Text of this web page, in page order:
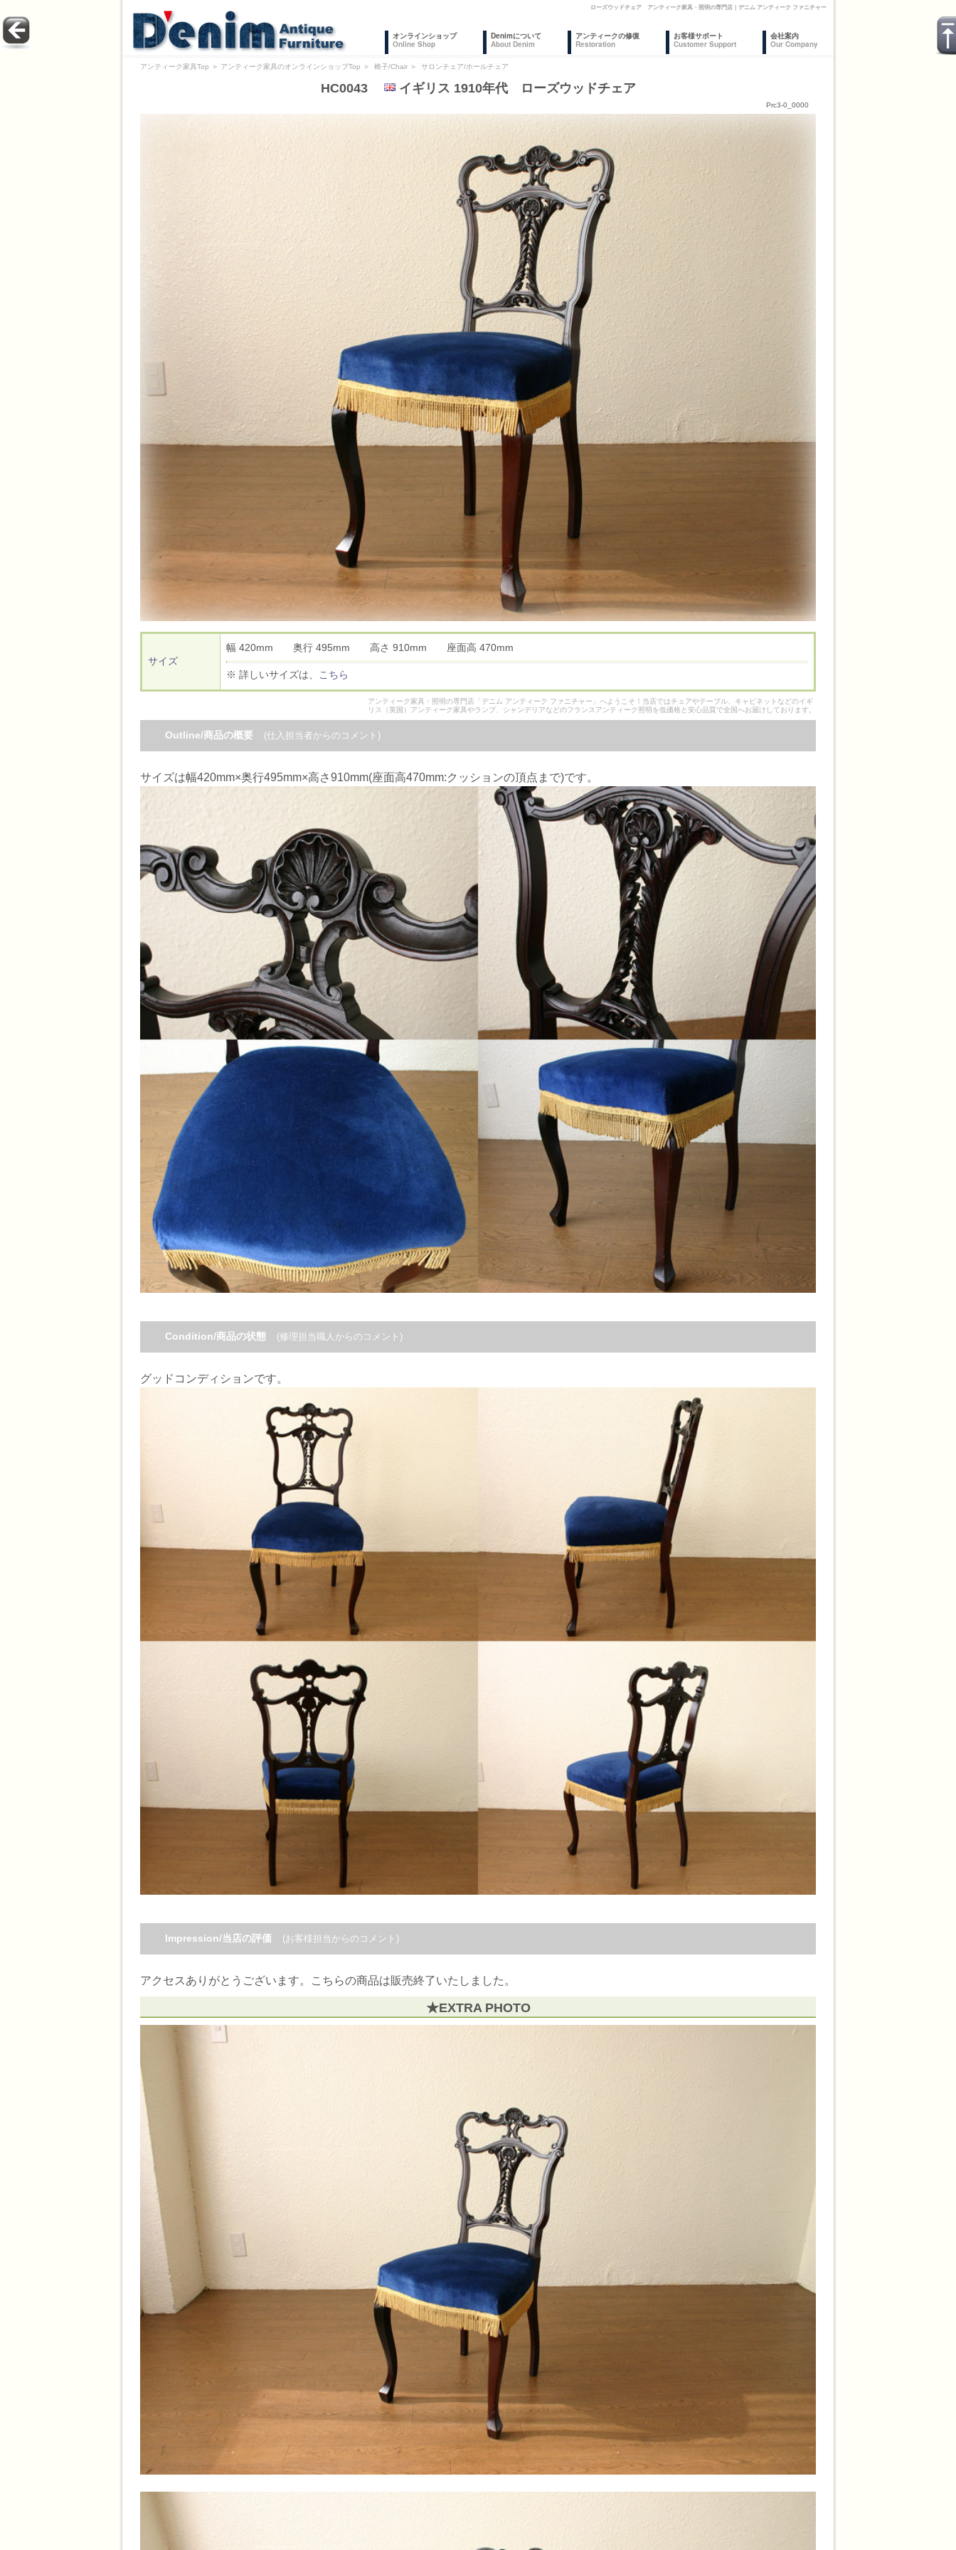
ローズウッドチェア アンティーク家具・照明の専門店｜デニム アンティーク ファニチャー
オンラインショップ
Online Shop
Denimについて
About Denim
アンティークの修復
Restoration
お客様サポート
Customer Support
会社案内
Our Company
アンティーク家具Top ＞ アンティーク家具のオンラインショップTop ＞ 椅子/Chair ＞ サロンチェア/ホールチェア
HC0043 イギリス 1910年代 ローズウッドチェア
Prc3-0_0000
サイズ
幅 420mm 奥行 495mm 高さ 910mm 座面高 470mm
※ 詳しいサイズは、 こちら
アンティーク家具・照明の専門店「デニム アンティーク ファニチャー」へようこそ！当店ではチェアやテーブル、キャビネットなどのイギ
リス（英国）アンティーク家具やランプ、シャンデリアなどのフランスアンティーク照明を低価格と安心品質で全国へお届けしております。
Outline/商品の概要 (仕入担当者からのコメント)
サイズは幅420mm×奥行495mm×高さ910mm(座面高470mm:クッションの頂点まで)です。
Condition/商品の状態 (修理担当職人からのコメント)
グッドコンディションです。
Impression/当店の評価 (お客様担当からのコメント)
アクセスありがとうございます。こちらの商品は販売終了いたしました。
★EXTRA PHOTO